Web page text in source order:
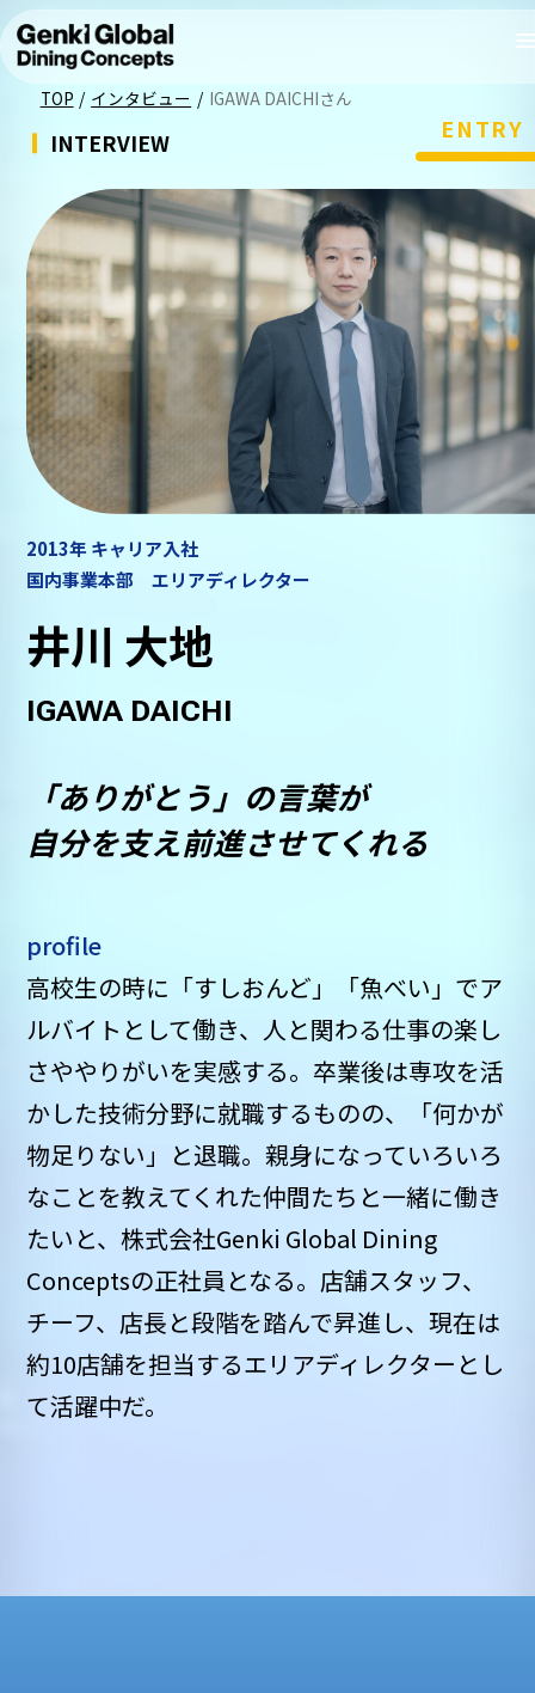
ENTRY
TOP / インタビュー / IGAWA DAICHIさん
INTERVIEW
2013年 キャリア入社
国内事業本部 エリアディレクター
井川 大地
IGAWA DAICHI
「ありがとう」の言葉が
自分を支え前進させてくれる
profile
高校生の時に「すしおんど」「魚べい」でア
ルバイトとして働き、人と関わる仕事の楽し
さややりがいを実感する。卒業後は専攻を活
かした技術分野に就職するものの、「何かが
物足りない」と退職。親身になっていろいろ
なことを教えてくれた仲間たちと一緒に働き
たいと、株式会社Genki Global Dining
Conceptsの正社員となる。店舗スタッフ、
チーフ、店長と段階を踏んで昇進し、現在は
約10店舗を担当するエリアディレクターとし
て活躍中だ。